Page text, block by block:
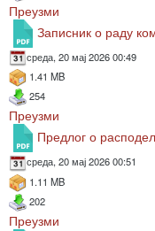
Преузми
Записник о раду
среда, 20 мај 2026 00:49
1.41 MB
254
Преузми
Предлог о
среда, 20 мај 2026 00:51
1.11 MB
202
Преузми